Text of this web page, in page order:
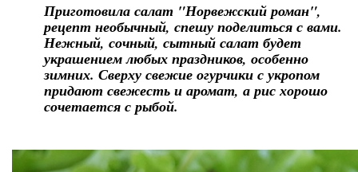
Приготовила салат "Норвежский роман",
рецепт необычный, спешу поделиться с вами.
Нежный, сочный, сытный салат будет
украшением любых праздников, особенно
зимних. Сверху свежие огурчики с укропом
придают свежесть и аромат, а рис хорошо
сочетается с рыбой.